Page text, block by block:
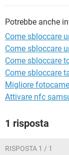
Potrebbe anche
Come sbloccare
Come sbloccare
Come sbloccare
Come sbloccare
Migliore
Attivare nfc
1 risposta
RISPOSTA 1 / 1